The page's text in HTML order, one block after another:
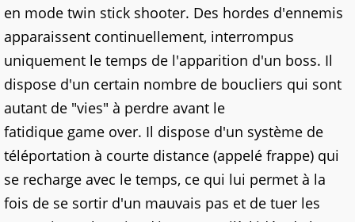
en mode twin stick shooter. Des hordes d'ennemis
apparaissent continuellement, interrompus
uniquement le temps de l'apparition d'un boss. Il
dispose d'un certain nombre de boucliers qui sont
autant de "vies" à perdre avant le
fatidique game over. Il dispose d'un système de
téléportation à courte distance (appelé frappe) qui
se recharge avec le temps, ce qui lui permet à la
fois de se sortir d'un mauvais pas et de tuer les